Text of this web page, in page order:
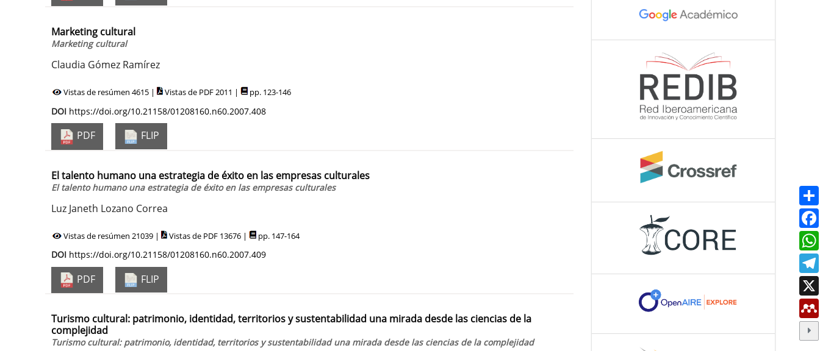
Marketing cultural
Marketing cultural
Claudia Gómez Ramírez
Vistas de resúmen 4615 | Vistas de PDF 2011 | pp. 123-146
DOI https://doi.org/10.21158/01208160.n60.2007.408
PDF FLIP
El talento humano una estrategia de éxito en las empresas culturales
El talento humano una estrategia de éxito en las empresas culturales
Luz Janeth Lozano Correa
Vistas de resúmen 21039 | Vistas de PDF 13676 | pp. 147-164
DOI https://doi.org/10.21158/01208160.n60.2007.409
PDF FLIP
Turismo cultural: patrimonio, identidad, territorios y sustentabilidad una mirada desde las ciencias de la
complejidad
Turismo cultural: patrimonio, identidad, territorios y sustentabilidad una mirada desde las ciencias de la complejidad